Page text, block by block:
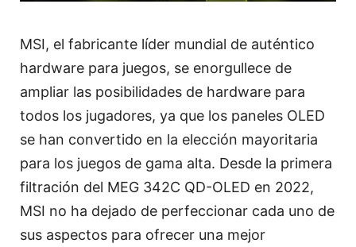
MSI, el fabricante líder mundial de auténtico
hardware para juegos, se enorgullece de
ampliar las posibilidades de hardware para
todos los jugadores, ya que los paneles OLED
se han convertido en la elección mayoritaria
para los juegos de gama alta. Desde la primera
filtración del MEG 342C QD-OLED en 2022,
MSI no ha dejado de perfeccionar cada uno de
sus aspectos para ofrecer una mejor